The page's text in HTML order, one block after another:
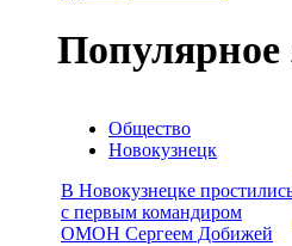
Популярное
Общество
Новокузнецк
В Новокузнецке
с первым командиром
ОМОН Сергеем Добижей